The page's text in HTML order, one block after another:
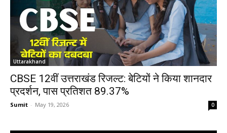
Uttarakhand
CBSE 12वीं उत्तराखंड रिजल्ट: बेटियों ने किया शानदार
प्रदर्शन, पास प्रतिशत 89.37%
Sumit - May 19, 2026 0